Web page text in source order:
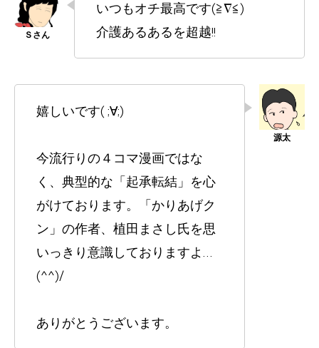
いつもオチ最高です(≧∇≦)
介護あるあるを超越!!
嬉しいです( ;∀;)
今流行りの４コマ漫画ではな
く、典型的な「起承転結」を心
がけております。「かりあげク
ン」の作者、植田まさし氏を思
いっきり意識しておりますよ…
(^^)/
ありがとうございます。